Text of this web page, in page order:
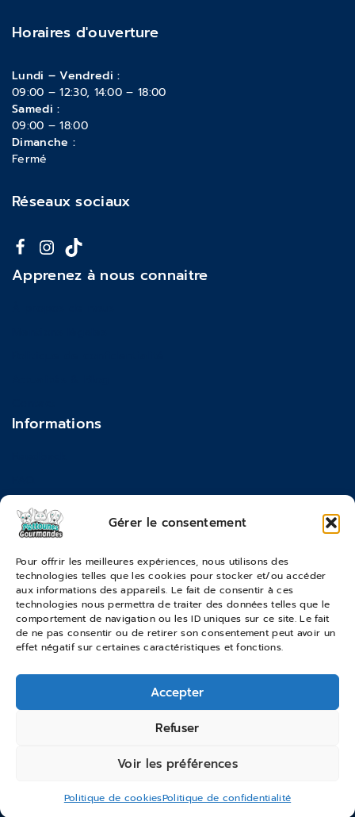
Gérer le consentement
Pour offrir les meilleures expériences, nous utilisons des
technologies telles que les cookies pour stocker et/ou accéder
aux informations des appareils. Le fait de consentir à ces
technologies nous permettra de traiter des données telles que le
comportement de navigation ou les ID uniques sur ce site. Le fait
de ne pas consentir ou de retirer son consentement peut avoir un
effet négatif sur certaines caractéristiques et fonctions.
Accepter
Refuser
Voir les préférences
Politique de cookiesPolitique de confidentialité
Horaires d'ouverture
Lundi – Vendredi :
09:00 – 12:30, 14:00 – 18:00
Samedi :
09:00 – 18:00
Dimanche :
Fermé
Réseaux sociaux
Apprenez à nous connaitre
Informations
Moyens de paiements
Conditions générales de vente
Suivi de commande
Services & Retours
Modes de livraison
© 2026 Pattounes Gourmandes